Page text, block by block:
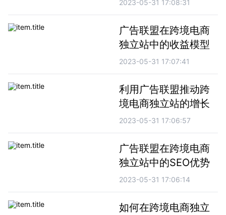
2023-05-31 17:08:31
广告联盟在跨境电商
独立站中的收益模型
2023-05-31 17:07:41
利用广告联盟推动跨
境电商独立站的增长
2023-05-31 17:06:57
广告联盟在跨境电商
独立站中的SEO优势
2023-05-31 17:06:14
如何在跨境电商独立